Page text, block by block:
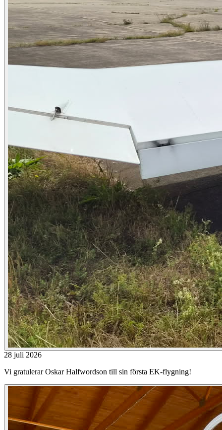
28 juli 2026
Vi gratulerar Oskar Halfwordson till sin första EK-flygning!